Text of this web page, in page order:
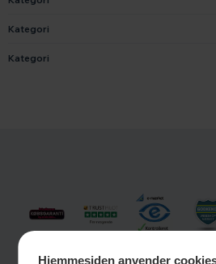
Hjemmesiden anvender
Kategori
Kategori